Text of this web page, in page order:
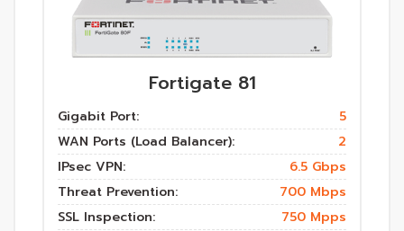
Fortigate 81
Gigabit Port:
5
WAN Ports (Load Balancer):
2
IPsec VPN:
6.5 Gbps
Threat Prevention:
700 Mbps
SSL Inspection:
750 Mpps